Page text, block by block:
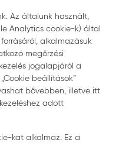
Az általunk használt,
Analytics cookie-k) által
alkalmazásuk
megőrzési
jogalapjáról a
beállítások”
bővebben, illetve itt
adott
kat alkalmaz. Ez a